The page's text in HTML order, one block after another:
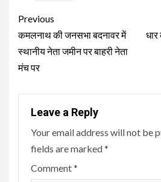
Continue
Reading
Previous
कमलनाथ की जनसभा बदनावर में
स्थानीय नेता जमीन पर बाहरी नेता
मंच पर
धार
Leave a Reply
Your email address will not be
fields are marked*
Comment*